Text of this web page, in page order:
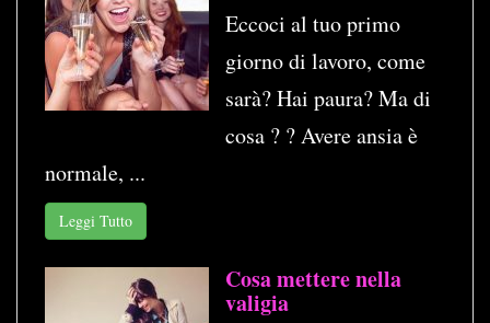
Eccoci al tuo primo
giorno di lavoro, come
sarà? Hai paura? Ma di
cosa ? ? Avere ansia è
normale, ...
Leggi Tutto
Cosa mettere nella
valigia